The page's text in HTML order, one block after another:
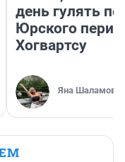
день гулять по
Юрского
Хогвартсу
Яна Шаламова